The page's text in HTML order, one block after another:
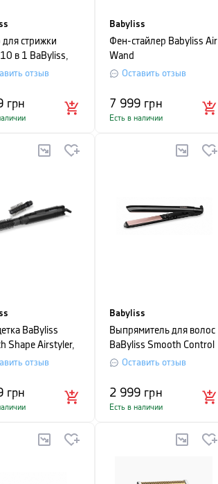
для стрижки
в 1 BaByliss,
отзыв
грн
Babyliss
Фен-стайлер Babyliss Air
Wand
Оставить отзыв
7 999 грн
Есть в наличии
BaByliss
Shape Airstyler,
300 Вт,
отзыв
грн
Babyliss
Выпрямитель для волос
BaByliss Smooth Control
235, черный с розовым
Оставить отзыв
2 999 грн
Есть в наличии